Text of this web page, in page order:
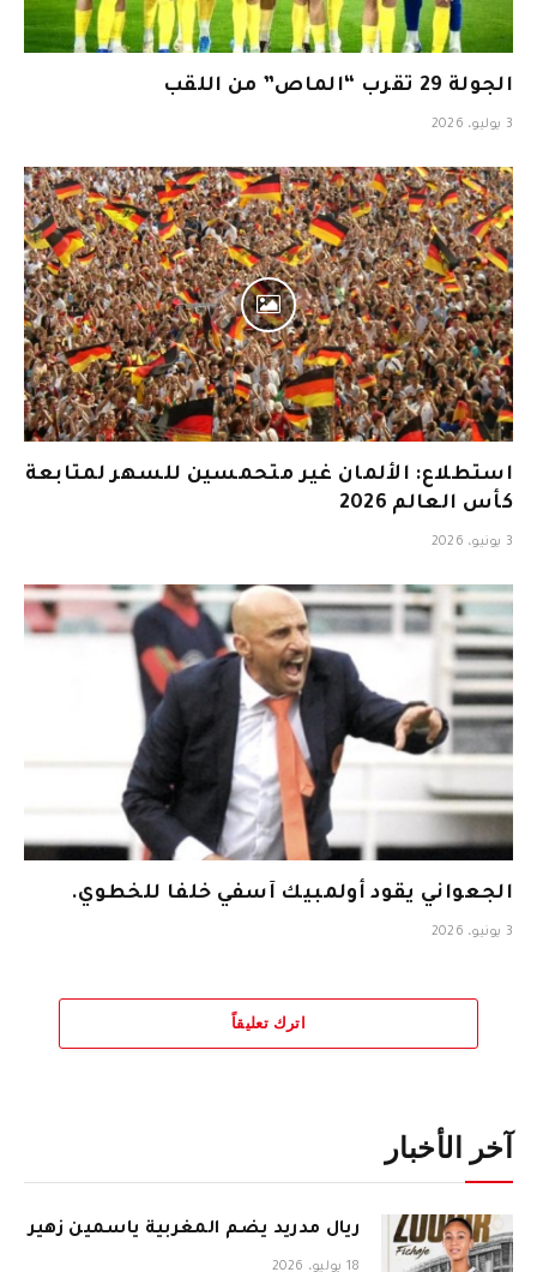
الجولة 29 تقرب “الماص” من اللقب
3 يوليو، 2026
استطلاع: الألمان غير متحمسين للسهر لمتابعة
كأس العالم 2026
3 يونيو، 2026
الجعواني يقود أولمبيك آسفي خلفا للخطوي.
3 يونيو، 2026
اترك تعليقاً
آخر الأخبار
ريال مدريد يضم المغربية ياسمين زهير
18 يوليو، 2026